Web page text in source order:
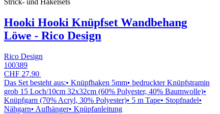
Strick- und Häkelsets
Hooki Hooki Knüpfset Wandbehang
Löwe - Rico Design
Rico Design
100389
CHF 27.90
Das Set besteht aus:• Knüpfhaken 5mm• bedruckter Knüpfstramin
grob 15 Loch/10cm 32x32cm (60% Polyester, 40% Baumwolle)•
Knüpfgarn (70% Acryl, 30% Polyester)• 5 m Tape• Stopfnadel•
Nähgarn• Aufhänger• Knüpfanleitung